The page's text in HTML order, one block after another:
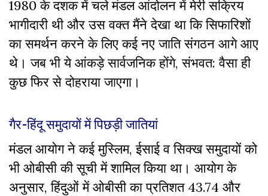
1980 के दशक में चले मंडल आंदोलन में मेरी सक्रिय
भागीदारी थी और उस वक्त मैंने देखा था कि सिफारिशों
का समर्थन करने के लिए कई नए जाति संगठन आगे आए
थे। जब भी ये आंकड़े सार्वजनिक होंगे, संभवत: वैसा ही
कुछ फिर से दोहराया जाएगा।
गैर-हिंदू समुदायों में पिछड़ी जातियां
मंडल आयोग ने कई मुस्लिम, ईसाई व सिक्ख समुदायों को
भी ओबीसी की सूची में शामिल किया था। आयोग के
अनुसार, हिंदुओं में ओबीसी का प्रतिशत 43.74 और